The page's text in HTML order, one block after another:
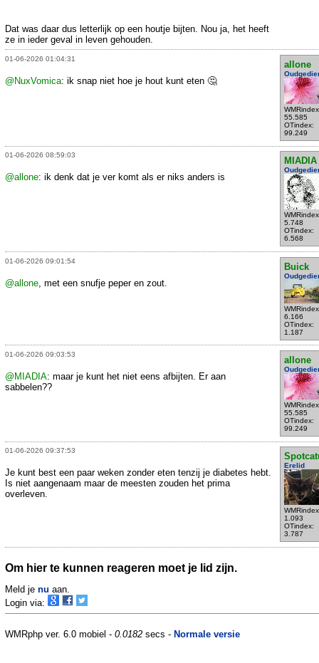
Dat was daar dus letterlijk op een houtje bijten. Nou ja, het heeft
ze in ieder geval in leven gehouden.
01-06-2026 01:04:31
allone
55.585
OTindex:
99.249
@NuxVomica: ik snap niet hoe je hout kunt eten 🤔
01-06-2026 08:59:03
MIADIA
5.748
OTindex:
6.568
@allone: ik denk dat je ver komt als er niks anders is
01-06-2026 09:01:54
Buick
6.166
OTindex:
1.187
@allone , met een snufje peper en zout.
01-06-2026 09:03:53
allone
55.585
OTindex:
99.249
@MIADIA: maar je kunt het niet eens afbijten. Er aan
sabbelen??
01-06-2026 09:37:53
Erelid
1.093
OTindex:
3.787
Je kunt best een paar weken zonder eten tenzij je diabetes hebt.
Is niet aangenaam maar de meesten zouden het prima
overleven.
Om hier te kunnen reageren moet je lid zijn.
Meld je nu aan.
Login via:
WMRphp ver. 6.0 mobiel - 0.0182 secs - Normale versie